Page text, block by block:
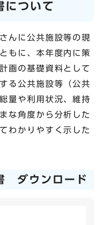
について
んに公共施設等の現
もに、本年度内に策
画の基礎資料として
る公共施設等（公共
量や利用状況、維持
な角度から分析した
わかりやすく示した
ダウンロード